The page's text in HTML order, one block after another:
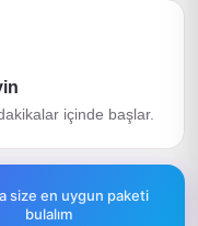
içinde başlar.
size en uygun paketi
bulalım